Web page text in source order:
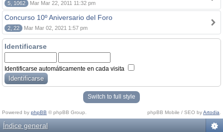
5, 1062 Mar Mar 22, 2011 11:32 pm
Concurso 10º Aniversario del Foro
2, 22 Mar Mar 02, 2021 1:57 pm
Identificarse
Identificarse automáticamente en cada visita
Switch to full style
Powered by phpBB © phpBB Group. phpBB Mobile / SEO byArtodia
Índice general